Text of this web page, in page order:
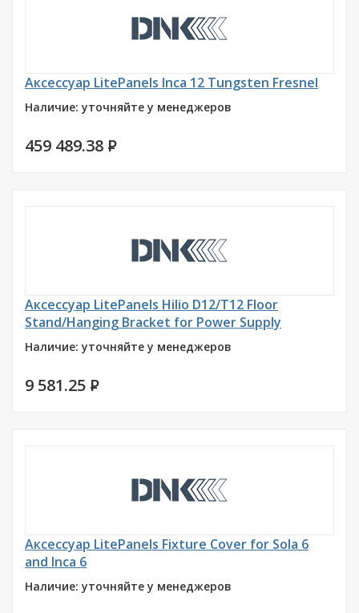
Аксессуар LitePanels Inca 12 Tungsten Fresnel
Наличие: уточняйте у менеджеров
459 489.38 P
Аксессуар LitePanels Hilio D12/T12 Floor
Stand/Hanging Bracket for Power Supply
Наличие: уточняйте у менеджеров
9 581.25 P
Аксессуар LitePanels Fixture Cover for Sola 6
and Inca 6
Наличие: уточняйте у менеджеров